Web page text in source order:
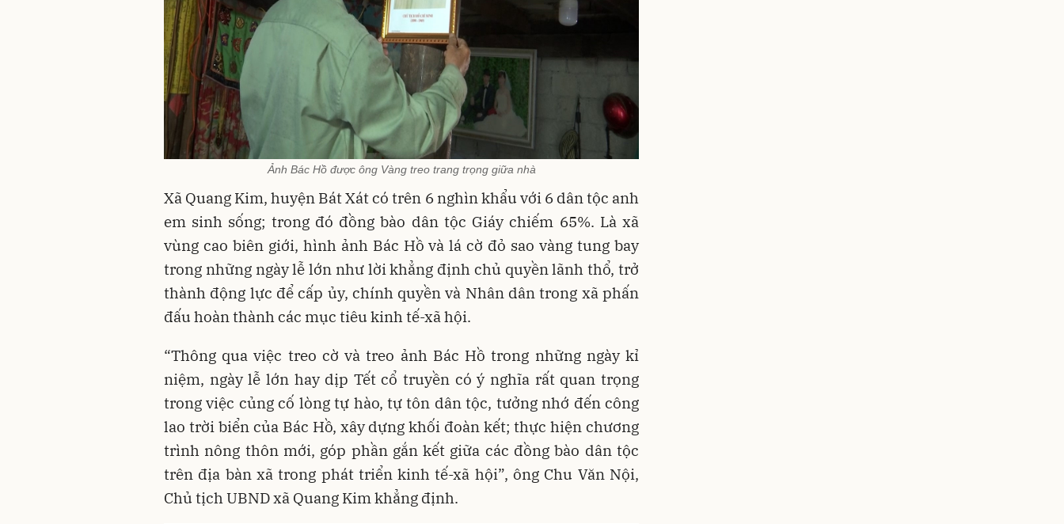
Ảnh Bác Hồ được ông Vàng treo trang trọng giữa nhà
Xã Quang Kim, huyện Bát Xát có trên 6 nghìn khẩu với 6 dân tộc anh
em sinh sống; trong đó đồng bào dân tộc Giáy chiếm 65%. Là xã
vùng cao biên giới, hình ảnh Bác Hồ và lá cờ đỏ sao vàng tung bay
trong những ngày lễ lớn như lời khẳng định chủ quyền lãnh thổ, trở
thành động lực để cấp ủy, chính quyền và Nhân dân trong xã phấn
đấu hoàn thành các mục tiêu kinh tế-xã hội.
“Thông qua việc treo cờ và treo ảnh Bác Hồ trong những ngày kỉ
niệm, ngày lễ lớn hay dịp Tết cổ truyền có ý nghĩa rất quan trọng
trong việc củng cố lòng tự hào, tự tôn dân tộc, tưởng nhớ đến công
lao trời biển của Bác Hồ, xây dựng khối đoàn kết; thực hiện chương
trình nông thôn mới, góp phần gắn kết giữa các đồng bào dân tộc
trên địa bàn xã trong phát triển kinh tế-xã hội”, ông Chu Văn Nội,
Chủ tịch UBND xã Quang Kim khẳng định.